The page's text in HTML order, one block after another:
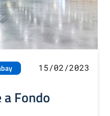
15/02/2023
Fondo